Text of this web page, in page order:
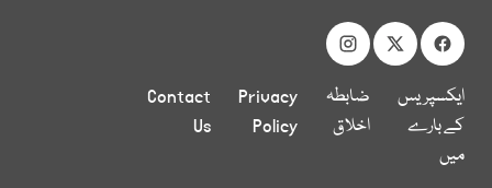
ایکسپریس
کے بارے
میں
ضابطہ
اخلاق
Privacy
Policy
Contact
Us